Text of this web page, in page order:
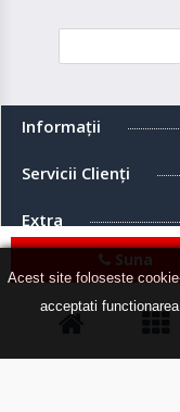
Acest site foloseste
acceptati
Suna
Informaţii
Servicii Clienţi
Extra
Contul meu